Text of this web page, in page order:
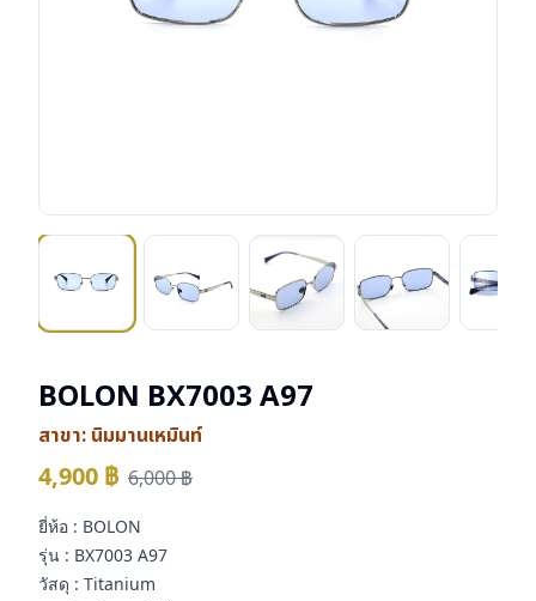
BOLON BX7003 A97
สาขา: นิมมานเหมินท์
4,900 ฿ 6,000฿
ยี่ห้อ : BOLON
รุ่น : BX7003 A97
วัสดุ : Titanium